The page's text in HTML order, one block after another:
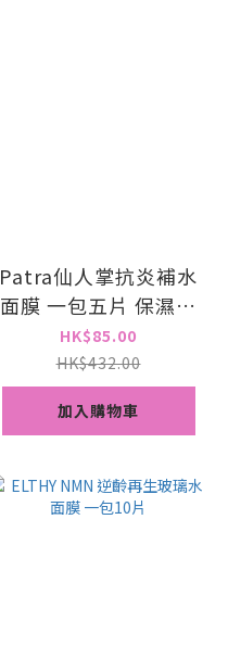
Patra仙人掌抗炎補水
面膜 一包五片 保濕面
膜 舒緩敏感面膜
HK$85.00
HK$432.00
加入購物車